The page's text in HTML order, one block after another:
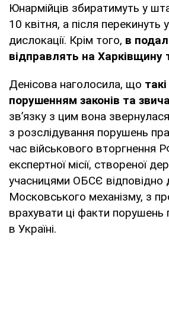
Юнармійців збиратимуть у
10 квітня, а після перекинуть
дислокації. Крім того, в
відправлять на Харківщину
Денісова наголосила, що
порушенням законів та
зв’язку з цим вона
з розслідування порушень
час військового вторгнення
експертної місії, створеної
учасницями ОБСЄ відповідно
Московського механізму, з
врахувати ці факти
в Україні.